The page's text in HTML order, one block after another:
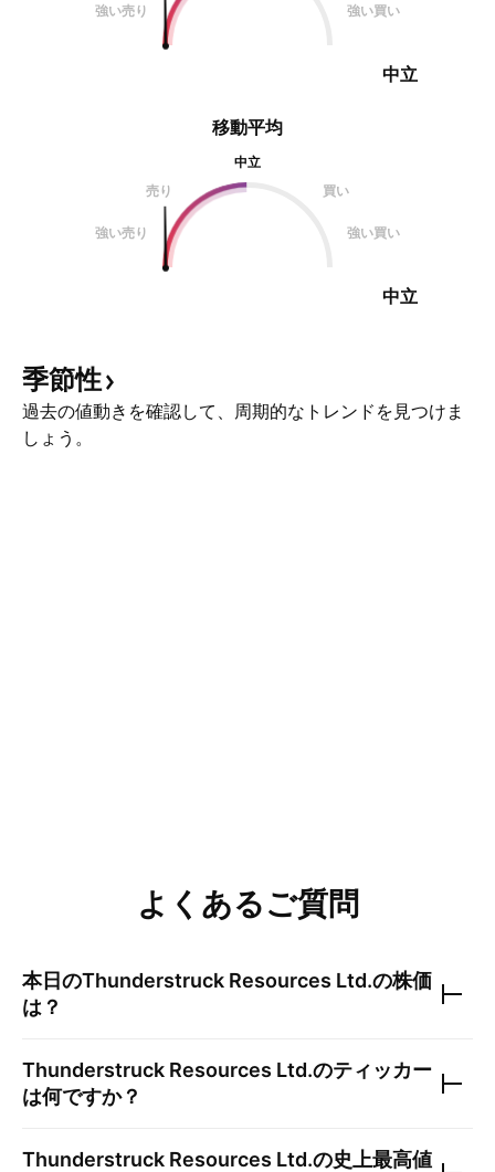
強い売り 強い買い
中立
移動平均
中立
売り
買い
強い売り 強い買い
中立
季節性
過去の値動きを確認して、周期的なトレンドを見つけま
しょう。
よくあるご質問
本日のThunderstruck Resources Ltd.の株価
は？
Thunderstruck Resources Ltd.のティッカー
は何ですか？
Thunderstruck Resources Ltd.の史上最高値